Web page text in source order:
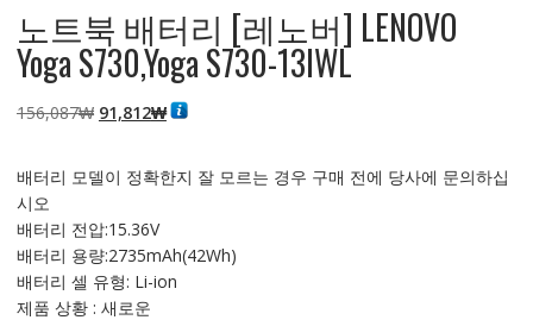
노트북 배터리 [레노버] LENOVO
Yoga S730,Yoga S730-13IWL
156,087₩ 원
격:
91,812₩현
격:
배터리 모델이 정확한지 잘 모르는 경우 구매 전에 당사에 문의하십
시오
배터리 전압:15.36V
배터리 용량:2735mAh(42Wh)
배터리 셀 유형: Li-ion
제품 상황 : 새로운